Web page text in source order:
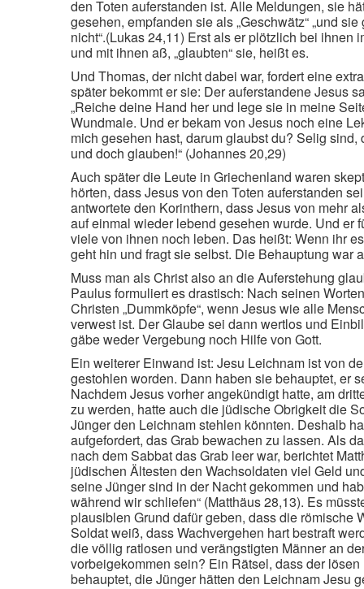
den Toten auferstanden ist. Alle Meldungen, sie
gesehen, empfanden sie als „Geschwätz“ „und
nicht“.(Lukas 24,11) Erst als er plötzlich bei ihnen
und mit ihnen aß, „glaubten“ sie, heißt es.
Und Thomas, der nicht dabei war, fordert eine
später bekommt er sie: Der auferstandene Jesus
„Reiche deine Hand her und lege sie in meine
Wundmale. Und er bekam von Jesus noch eine
mich gesehen hast, darum glaubst du? Selig sind,
und doch glauben!“ (Johannes 20,29)
Auch später die Leute in Griechenland waren
hörten, dass Jesus von den Toten auferstanden
antwortete den Korinthern, dass Jesus von mehr
auf einmal wieder lebend gesehen wurde. Und er
viele von ihnen noch leben. Das heißt: Wenn ihr
geht hin und fragt sie selbst. Die Behauptung war
Muss man als Christ also an die Auferstehung
Paulus formuliert es drastisch: Nach seinen
Christen „Dummköpfe“, wenn Jesus wie alle
verwest ist. Der Glaube sei dann wertlos und
gäbe weder Vergebung noch Hilfe von Gott.
Ein weiterer Einwand ist: Jesu Leichnam ist von
gestohlen worden. Dann haben sie behauptet, er
Nachdem Jesus vorher angekündigt hatte, am
zu werden, hatte auch die jüdische Obrigkeit die
Jünger den Leichnam stehlen könnten. Deshalb
aufgefordert, das Grab bewachen zu lassen. Als
nach dem Sabbat das Grab leer war, berichtet
jüdischen Ältesten den Wachsoldaten viel Geld
seine Jünger sind in der Nacht gekommen und
während wir schliefen“ (Matthäus 28,13). Es
plausiblen Grund dafür geben, dass die römische
Soldat weiß, dass Wachvergehen hart bestraft
die völlig ratlosen und verängstigten Männer an
vorbeigekommen sein? Ein Rätsel, dass der lösen
behauptet, die Jünger hätten den Leichnam Jesu